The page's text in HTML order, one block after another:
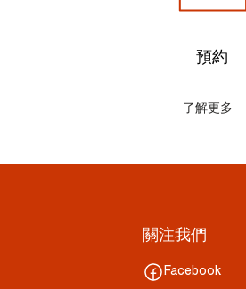
預約
了解更多
關注我們
Facebook